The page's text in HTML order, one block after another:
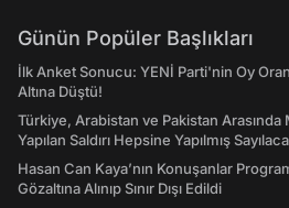
Günün Popüler Başlıkları
İlk Anket Sonucu: YENİ Parti'nin Oy
Altına Düştü!
Türkiye, Arabistan ve Pakistan Arasında
Yapılan Saldırı Hepsine Yapılmış
Hasan Can Kaya’nın Konuşanlar
Gözaltına Alınıp Sınır Dışı Edildi